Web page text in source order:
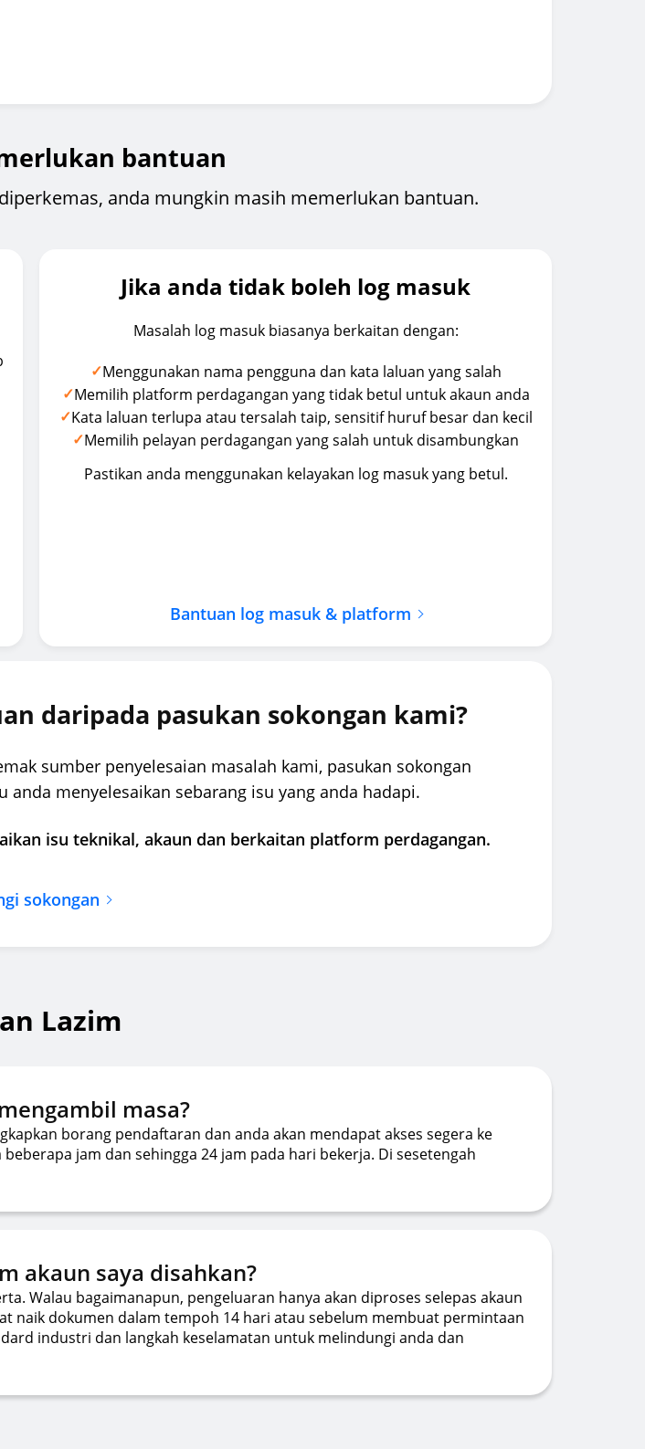
bantuan
anda mungkin masih memerlukan bantuan.
Jika anda tidak boleh log masuk
Masalah log masuk biasanya berkaitan dengan:
✓Menggunakan nama pengguna dan kata laluan yang salah
✓Memilih platform perdagangan yang tidak betul untuk akaun anda
✓Kata laluan terlupa atau tersalah taip, sensitif huruf besar dan kecil
✓Memilih pelayan perdagangan yang salah untuk disambungkan
Pastikan anda menggunakan kelayakan log masuk yang betul.
Bantuan log masuk & platform
daripada pasukan sokongan kami?
sumber penyelesaian masalah kami, pasukan sokongan
menyelesaikan sebarang isu yang anda hadapi.
isu teknikal, akaun dan berkaitan platform perdagangan.
sokongan
Lazim
masa?
borang pendaftaran dan anda akan mendapat akses segera ke
jam dan sehingga 24 jam pada hari bekerja. Di sesetengah
akaun saya disahkan?
Walau bagaimanapun, pengeluaran hanya akan diproses selepas akaun
naik dokumen dalam tempoh 14 hari atau sebelum membuat permintaan
industri dan langkah keselamatan untuk melindungi anda dan